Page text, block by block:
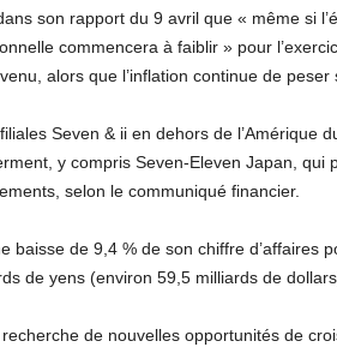
son rapport du 9 avril que « même si
commencera à faiblir » pour
alors que l’inflation continue de peser
Seven & ii en dehors de l’Amérique
y compris Seven-Eleven Japan,
selon le communiqué financier.
baisse de 9,4 % de son chiffre d’affaires
de yens (environ 59,5 milliards de
recherche de nouvelles opportunités de